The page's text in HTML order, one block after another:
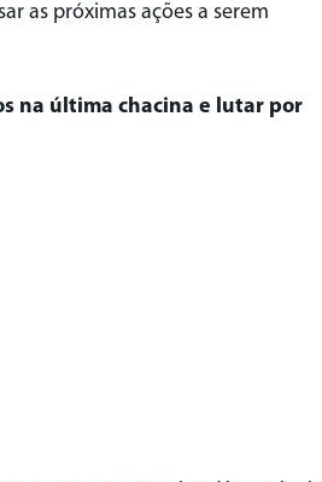
as próximas ações a serem
na última chacina e lutar por